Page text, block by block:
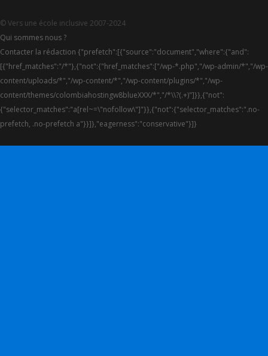
© Vers une école inclusive 2007-2024
Qui sommes nous ?
Contacter la rédaction {"prefetch":[{"source":"document","where":{"and":
[{"href_matches":"/*"},{"not":{"href_matches":["/wp-*.php","/wp-admin/*","/wp-
content/uploads/*","/wp-content/*","/wp-content/plugins/*","/wp-
content/themes/colombiahostingw8blueXXX/*","/*\\?(.+)"]}},{"not":
{"selector_matches":"a[rel~=\"nofollow\"]"}},{"not":{"selector_matches":".no-
prefetch, .no-prefetch a"}}]},"eagerness":"conservative"}]}